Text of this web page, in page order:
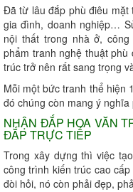
Đã từ lâu đắp phù điêu
gia đình, doanh nghiệp…
nội thất trong nhà ở,
phẩm tranh nghệ thuật
trúc trở nên rất sang trọng
Mỗi một bức tranh thể hiện
đó chúng còn mang ý
NHẬN ĐẮP HOA VĂN
ĐẮP TRỰC TIẾP
Trong xây dựng thì việc
công trình kiến trúc cao
đòi hỏi, nó còn phải đẹp,